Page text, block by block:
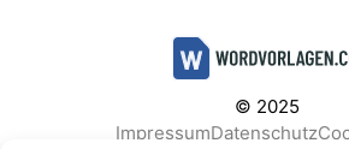
© 2025
ImpressumDatenschutz